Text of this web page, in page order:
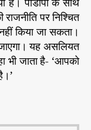
है। पीडीपी के साथ
पर निश्चित
किया जा सकता।
यह असलियत
भी जाता है- ‘आपको